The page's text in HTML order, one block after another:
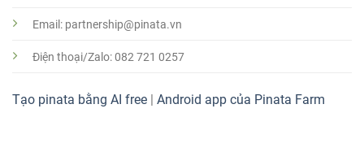
Email: partnership@pinata.vn
Điện thoại/Zalo: 082 721 0257
Tạo pinata bằng AI free Android app của Pinata Farm